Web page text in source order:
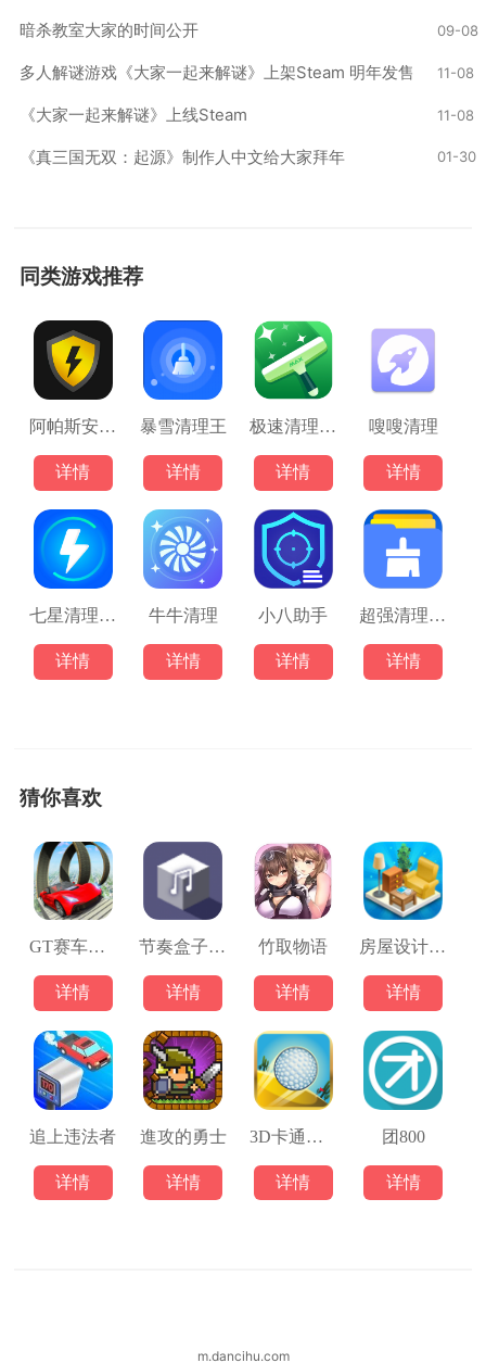
暗杀教室大家的时间公开 09-08
多人解谜游戏《大家一起来解谜》上架Steam 明年发售 11-08
《大家一起来解谜》上线Steam 11-08
《真三国无双：起源》制作人中文给大家拜年 01-30
同类游戏推荐
阿帕斯安全大师
详情
暴雪清理王
详情
极速清理管家
详情
嗖嗖清理
详情
七星清理大师
详情
牛牛清理
详情
小八助手
详情
超强清理大师
详情
猜你喜欢
GT赛车驾驶模拟器
详情
节奏盒子酸雨模组
详情
竹取物语
详情
房屋设计模拟器
详情
追上违法者
详情
進攻的勇士
详情
3D卡通沙漠迷你高尔夫
详情
团800
详情
m.dancihu.com